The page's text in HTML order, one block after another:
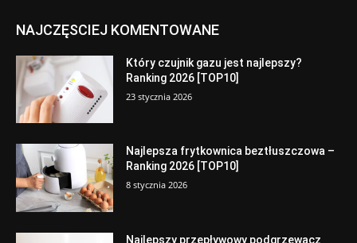
NAJCZĘSCIEJ KOMENTOWANE
Który czujnik gazu jest najlepszy?
Ranking 2026 [TOP10]
23 stycznia 2026
Najlepsza frytkownica beztłuszczowa –
Ranking 2026 [TOP10]
8 stycznia 2026
Najlepszy przepływowy podgrzewacz